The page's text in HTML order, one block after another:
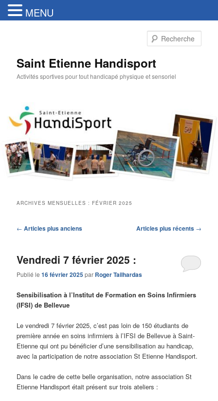
Saint Etienne Handisport
Activités sportives pour tout handicapé physique et sensoriel
ARCHIVES MENSUELLES : FÉVRIER 2025
Navigation
← Articles plus anciens Articles plus récents →
Vendredi 7 février 2025 :
Publié le16 février 2025par Roger Tailhardas
Sensibilisation à l’Institut de Formation en Soins Infirmiers
(IFSI) de Bellevue
Le vendredi 7 février 2025, c’est pas loin de 150 étudiants de
première année en soins infirmiers à l’IFSI de Bellevue à Saint-
Etienne qui ont pu bénéficier d’une sensibilisation au handicap,
avec la participation de notre association St Etienne Handisport.
Dans le cadre de cette belle organisation, notre association St
Etienne Handisport était présent sur trois ateliers :
MENU